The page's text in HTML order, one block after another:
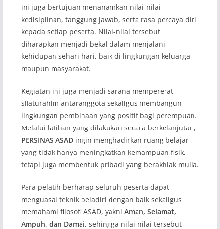
ini juga bertujuan menanamkan nilai-nilai
kedisiplinan, tanggung jawab, serta rasa percaya diri
kepada setiap peserta. Nilai-nilai tersebut
diharapkan menjadi bekal dalam menjalani
kehidupan sehari-hari, baik di lingkungan keluarga
maupun masyarakat.
Kegiatan ini juga menjadi sarana mempererat
silaturahim antaranggota sekaligus membangun
lingkungan pembinaan yang positif bagi perempuan.
Melalui latihan yang dilakukan secara berkelanjutan,
PERSINAS ASADingin menghadirkan ruang belajar
yang tidak hanya meningkatkan kemampuan fisik,
tetapi juga membentuk pribadi yang berakhlak mulia.
Para pelatih berharap seluruh peserta dapat
menguasai teknik beladiri dengan baik sekaligus
memahami filosofi ASAD, yakni Aman, Selamat,
Ampuh, dan Damai, sehingga nilai-nilai tersebut